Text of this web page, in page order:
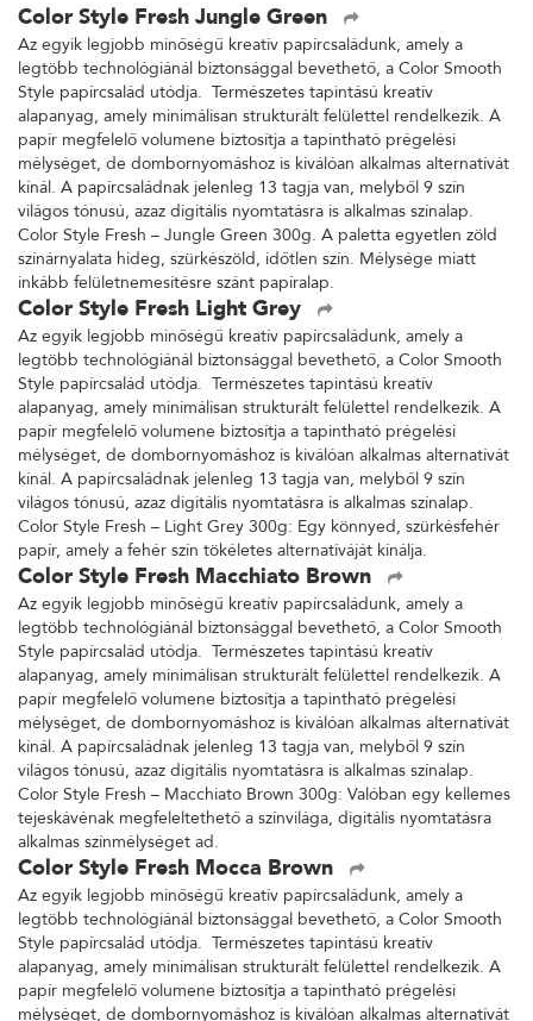
Color Style Fresh Jungle Green
Az egyik legjobb minőségű kreatív papírcsaládunk, amely a
legtöbb technológiánál biztonsággal bevethető, a Color Smooth
Style papírcsalád utódja. Természetes tapintású kreatív
alapanyag, amely minimálisan strukturált felülettel rendelkezik. A
papír megfelelő volumene biztosítja a tapintható prégelési
mélységet, de dombornyomáshoz is kiválóan alkalmas alternatívát
kínál. A papírcsaládnak jelenleg 13 tagja van, melyből 9 szín
világos tónusú, azaz digitális nyomtatásra is alkalmas színalap.
Color Style Fresh – Jungle Green 300g. A paletta egyetlen zöld
színárnyalata hideg, szürkészöld, időtlen szín. Mélysége miatt
inkább felületnemesítésre szánt papíralap.
Color Style Fresh Light Grey
Az egyik legjobb minőségű kreatív papírcsaládunk, amely a
legtöbb technológiánál biztonsággal bevethető, a Color Smooth
Style papírcsalád utódja. Természetes tapintású kreatív
alapanyag, amely minimálisan strukturált felülettel rendelkezik. A
papír megfelelő volumene biztosítja a tapintható prégelési
mélységet, de dombornyomáshoz is kiválóan alkalmas alternatívát
kínál. A papírcsaládnak jelenleg 13 tagja van, melyből 9 szín
világos tónusú, azaz digitális nyomtatásra is alkalmas színalap.
Color Style Fresh – Light Grey 300g: Egy könnyed, szürkésfehér
papír, amely a fehér szín tökéletes alternatíváját kínálja.
Color Style Fresh Macchiato Brown
Az egyik legjobb minőségű kreatív papírcsaládunk, amely a
legtöbb technológiánál biztonsággal bevethető, a Color Smooth
Style papírcsalád utódja. Természetes tapintású kreatív
alapanyag, amely minimálisan strukturált felülettel rendelkezik. A
papír megfelelő volumene biztosítja a tapintható prégelési
mélységet, de dombornyomáshoz is kiválóan alkalmas alternatívát
kínál. A papírcsaládnak jelenleg 13 tagja van, melyből 9 szín
világos tónusú, azaz digitális nyomtatásra is alkalmas színalap.
Color Style Fresh – Macchiato Brown 300g: Valóban egy kellemes
tejeskávénak megfeleltethető a színvilága, digitális nyomtatásra
alkalmas színmélységet ad.
Color Style Fresh Mocca Brown
Az egyik legjobb minőségű kreatív papírcsaládunk, amely a
legtöbb technológiánál biztonsággal bevethető, a Color Smooth
Style papírcsalád utódja. Természetes tapintású kreatív
alapanyag, amely minimálisan strukturált felülettel rendelkezik. A
papír megfelelő volumene biztosítja a tapintható prégelési
mélységet, de dombornyomáshoz is kiválóan alkalmas alternatívát